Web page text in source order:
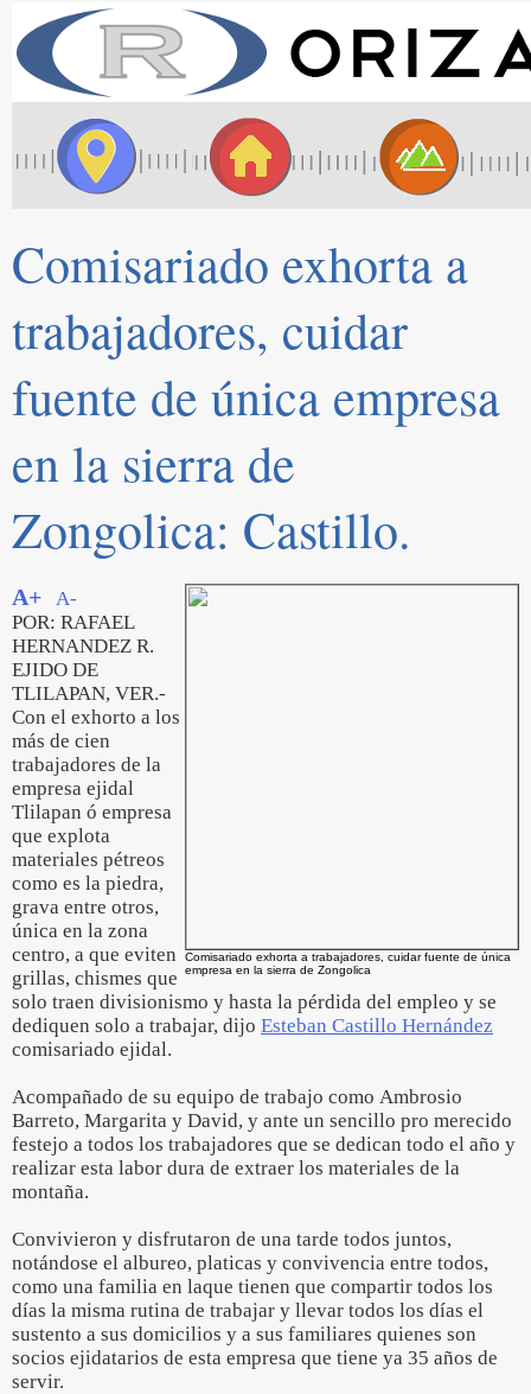
Comisariado exhorta a
trabajadores, cuidar
fuente de única empresa
en la sierra de
Zongolica: Castillo.
Comisariado exhorta a trabajadores, cuidar fuente de única
empresa en la sierra de Zongolica
A+
A-
POR: RAFAEL
HERNANDEZ R.
EJIDO DE
TLILAPAN, VER.-
Con el exhorto a los
más de cien
trabajadores de la
empresa ejidal
Tlilapan ó empresa
que explota
materiales pétreos
como es la piedra,
grava entre otros,
única en la zona
centro, a que eviten
grillas, chismes que
solo traen divisionismo y hasta la pérdida del empleo y se
dediquen solo a trabajar, dijo Esteban Castillo Hernández
comisariado ejidal.
Acompañado de su equipo de trabajo como Ambrosio
Barreto, Margarita y David, y ante un sencillo pro merecido
festejo a todos los trabajadores que se dedican todo el año y
realizar esta labor dura de extraer los materiales de la
montaña.
Convivieron y disfrutaron de una tarde todos juntos,
notándose el albureo, platicas y convivencia entre todos,
como una familia en laque tienen que compartir todos los
días la misma rutina de trabajar y llevar todos los días el
sustento a sus domicilios y a sus familiares quienes son
socios ejidatarios de esta empresa que tiene ya 35 años de
servir.